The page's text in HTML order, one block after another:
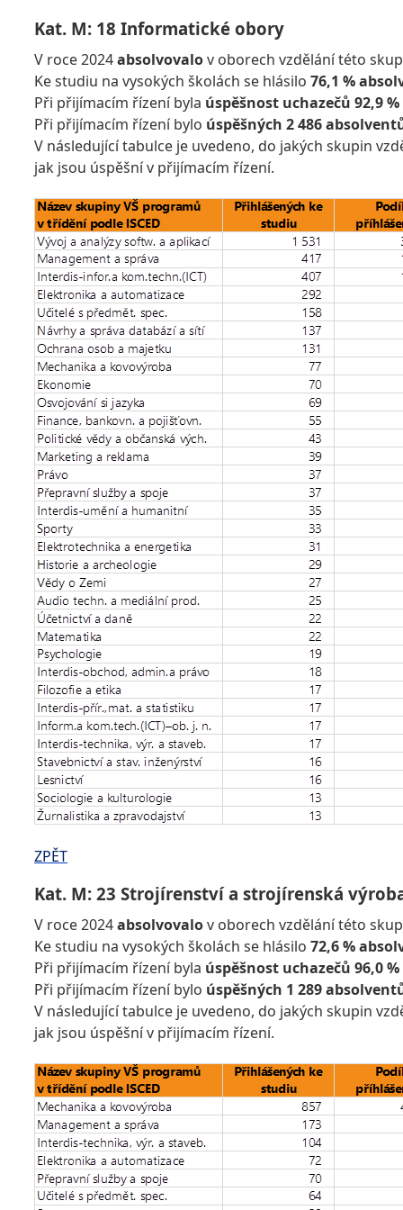
Kat. M: 18 Informatické obory
V roce 2024absolvovalov oborech vzdělání této
Ke studiu na vysokých školách se hlásilo 76,1 %
Při přijímacím řízení byla úspěšnost uchazečů 92,9 %
Při přijímacím řízení bylo úspěšných 2 486
V následující tabulce je uvedeno, do jakých skupin
jak jsou úspěšní v přijímacím řízení.
ZPĚT
Kat. M: 23 Strojírenství a strojírenská
V roce 2024absolvovalov oborech vzdělání této
Ke studiu na vysokých školách se hlásilo 72,6 %
Při přijímacím řízení byla úspěšnost uchazečů 96,0 %
Při přijímacím řízení bylo úspěšných 1 289
V následující tabulce je uvedeno, do jakých skupin
jak jsou úspěšní v přijímacím řízení.